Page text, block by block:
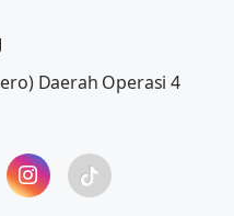
Daerah Operasi 4